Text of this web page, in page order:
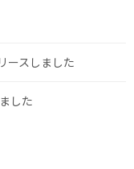
ースしました
した